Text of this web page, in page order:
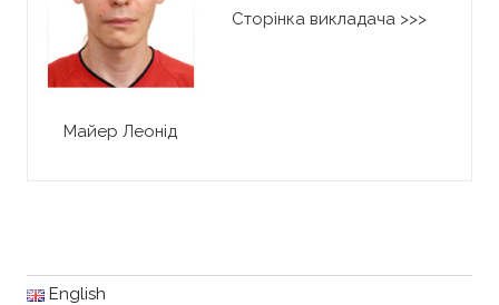
Майер Леонід
Сторінка викладача >>>
English